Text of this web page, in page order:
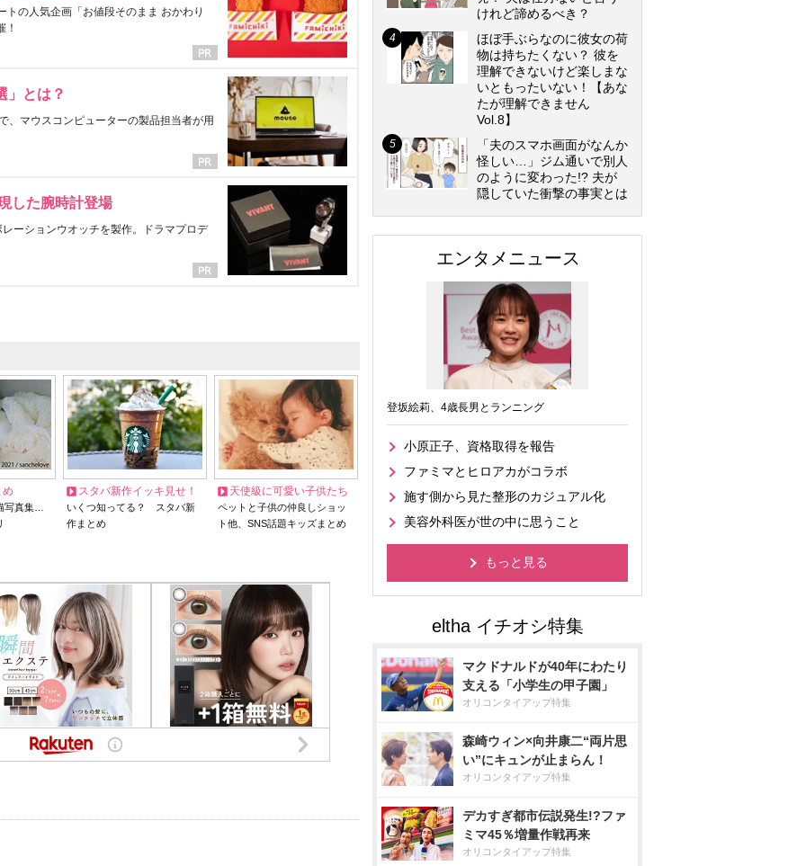
の人気企画「お値段そのまま おかわり
！
」とは？
、マウスコンピューターの製品担当者が用
した腕時計登場
ーションウオッチを製作。ドラマプロデ
め
写真集…
スタバ新作イッキ見せ！
いくつ知ってる？ スタバ新
作まとめ
天使級に可愛い子供たち
ペットと子供の仲良しショッ
ト他、SNS話題キッズまとめ
けれど諦めるべき？
ほぼ手ぶらなのに彼女の荷
物は持ちたくない？ 彼を
理解できないけど楽しまな
いともったいない！【あな
たが理解できません
Vol.8】
「夫のスマホ画面がなんか
怪しい…」ジム通いで別人
のように変わった!? 夫が
隠していた衝撃の事実とは
エンタメニュース
登坂絵莉、4歳長男とランニング
小原正子、資格取得を報告
ファミマとヒロアカがコラボ
施す側から見た整形のカジュアル化
美容外科医が世の中に思うこと
もっと見る
マクドナルドが40年にわたり
支える「小学生の甲子園」
オリコンタイアップ特集
森崎ウィン×向井康二“両片思
い”にキュンが止まらん！
オリコンタイアップ特集
デカすぎ都市伝説発生!?ファ
ミマ45％増量作戦再来
オリコンタイアップ特集